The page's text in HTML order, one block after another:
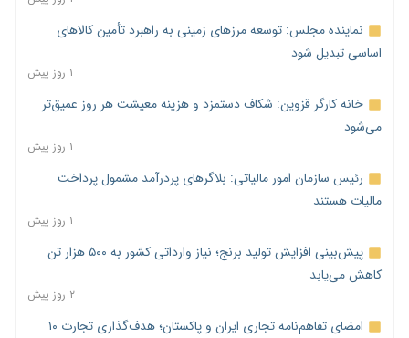
نماینده مجلس: توسعه مرزهای زمینی به راهبرد تأمین کالاهای
اساسی تبدیل شود
۱ روز پیش
خانه کارگر قزوین: شکاف دستمزد و هزینه معیشت هر روز عمیق‌تر
می‌شود
۱ روز پیش
رئیس سازمان امور مالیاتی: بلاگرهای پردرآمد مشمول پرداخت
مالیات هستند
۱ روز پیش
پیش‌بینی افزایش تولید برنج؛ نیاز وارداتی کشور به ۵۰۰ هزار تن
کاهش می‌یابد
۲ روز پیش
امضای تفاهم‌نامه تجاری ایران و پاکستان؛ هدف‌گذاری تجارت ۱۰